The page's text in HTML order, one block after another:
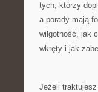
tych, którzy
a porady mają
wilgotność, jak
wkręty i jak
Jeżeli traktujesz